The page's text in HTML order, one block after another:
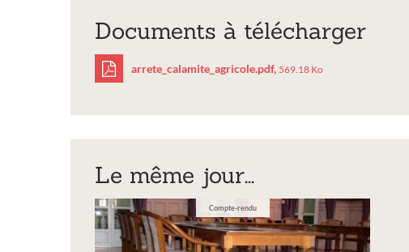
Documents à télécharger
arrete_calamite_agricole.pdf, 569.18 Ko
Le même jour...
Compte-rendu